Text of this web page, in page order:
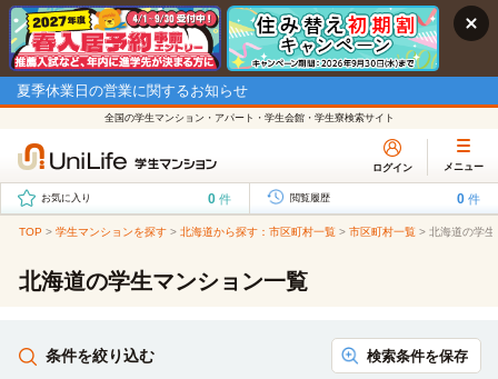
夏季休業日の営業に関するお知らせ
全国の学生マンション・アパート・学生会館・学生寮検索サイト
ログイン メニュー
お気に入り 0 件 閲覧履歴 0 件
TOP > 学生マンションを探す > 北海道から探す：市区町村一覧 > 市区町村一覧 > 北海道の学
北海道の学生マンション一覧
条件を絞り込む 検索条件を保存